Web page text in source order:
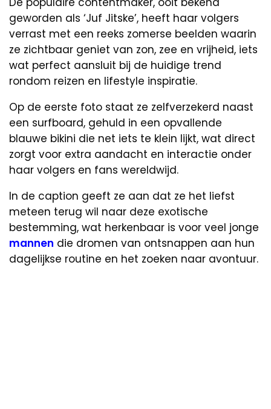
geworden als ‘Juf Jitske’, heeft haar volgers
verrast met een reeks zomerse beelden waarin
ze zichtbaar geniet van zon, zee en vrijheid, iets
wat perfect aansluit bij de huidige trend
rondom reizen en lifestyle inspiratie.
Op de eerste foto staat ze zelfverzekerd naast
een surfboard, gehuld in een opvallende
blauwe bikini die net iets te klein lijkt, wat direct
zorgt voor extra aandacht en interactie onder
haar volgers en fans wereldwijd.
In de caption geeft ze aan dat ze het liefst
meteen terug wil naar deze exotische
bestemming, wat herkenbaar is voor veel jonge
mannen die dromen van ontsnappen aan hun
dagelijkse routine en het zoeken naar avontuur.